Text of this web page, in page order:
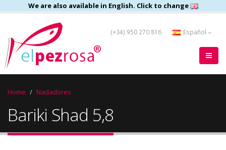
We are also available in English. Click to change
(+34) 950 270 816 Español
Home Nadadores
Bariki Shad 5,8